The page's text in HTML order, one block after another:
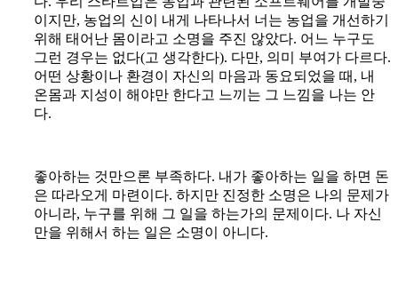
이지만, 농업의 신이 내게 나타나서 너는 농업을 개선하기
위해 태어난 몸이라고 소명을 주진 않았다. 어느 누구도
그런 경우는 없다(고 생각한다). 다만, 의미 부여가 다르다.
어떤 상황이나 환경이 자신의 마음과 동요되었을 때, 내
온몸과 지성이 해야만 한다고 느끼는 그 느낌을 나는 안
다.
좋아하는 것만으론 부족하다. 내가 좋아하는 일을 하면 돈
은 따라오게 마련이다. 하지만 진정한 소명은 나의 문제가
아니라, 누구를 위해 그 일을 하는가의 문제이다. 나 자신
만을 위해서 하는 일은 소명이 아니다.